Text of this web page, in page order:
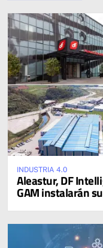
INDUSTRIA 4.0
Aleastur, DF
GAM instalarán